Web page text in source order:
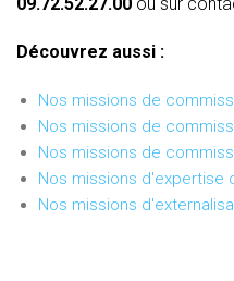
Découvrez aussi :
Nos missions de
Nos missions de
Nos missions de
Nos missions d'expertise
Nos missions